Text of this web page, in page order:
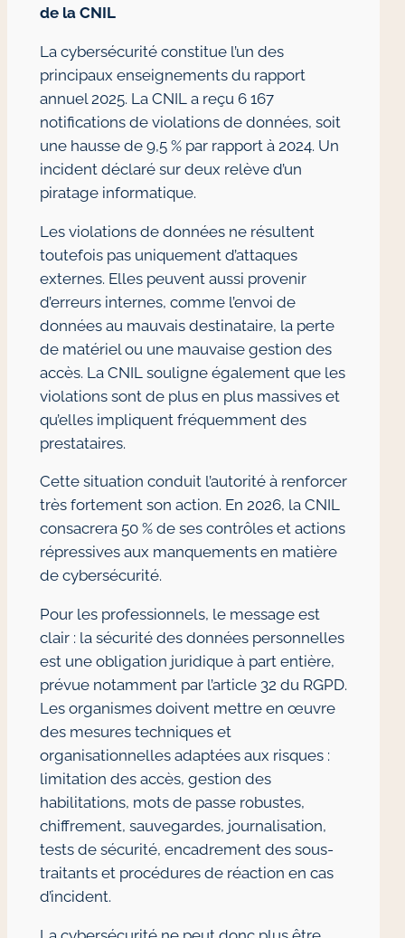
de la CNIL
La cybersécurité constitue l’un des
principaux enseignements du rapport
annuel 2025. La CNIL a reçu 6 167
notifications de violations de données, soit
une hausse de 9,5 % par rapport à 2024. Un
incident déclaré sur deux relève d’un
piratage informatique.
Les violations de données ne résultent
toutefois pas uniquement d’attaques
externes. Elles peuvent aussi provenir
d’erreurs internes, comme l’envoi de
données au mauvais destinataire, la perte
de matériel ou une mauvaise gestion des
accès. La CNIL souligne également que les
violations sont de plus en plus massives et
qu’elles impliquent fréquemment des
prestataires.
Cette situation conduit l’autorité à renforcer
très fortement son action. En 2026, la CNIL
consacrera 50 % de ses contrôles et actions
répressives aux manquements en matière
de cybersécurité.
Pour les professionnels, le message est
clair : la sécurité des données personnelles
est une obligation juridique à part entière,
prévue notamment par l’article 32 du RGPD.
Les organismes doivent mettre en œuvre
des mesures techniques et
organisationnelles adaptées aux risques :
limitation des accès, gestion des
habilitations, mots de passe robustes,
chiffrement, sauvegardes, journalisation,
tests de sécurité, encadrement des sous-
traitants et procédures de réaction en cas
d’incident.